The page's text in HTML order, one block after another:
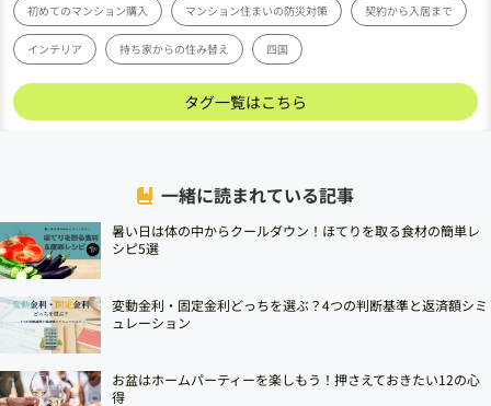
初めてのマンション購入 マンション住まいの防災対策 契約から入居まで
インテリア 持ち家からの住み替え 四国
タグ一覧はこちら
一緒に読まれている記事
暑い日は体の中からクールダウン！ほてりを取る食材の簡単レ
シピ5選
変動金利・固定金利どっちを選ぶ？4つの判断基準と返済額シミ
ュレーション
お盆はホームパーティーを楽しもう！押さえておきたい12の心
得